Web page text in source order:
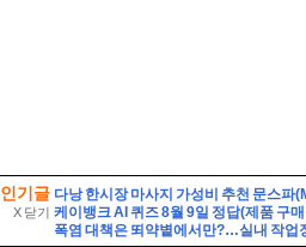
인기글
X 닫기